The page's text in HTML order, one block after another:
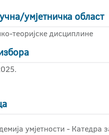
умјетничка област
теоријске дисциплине
умјетности - Катедра